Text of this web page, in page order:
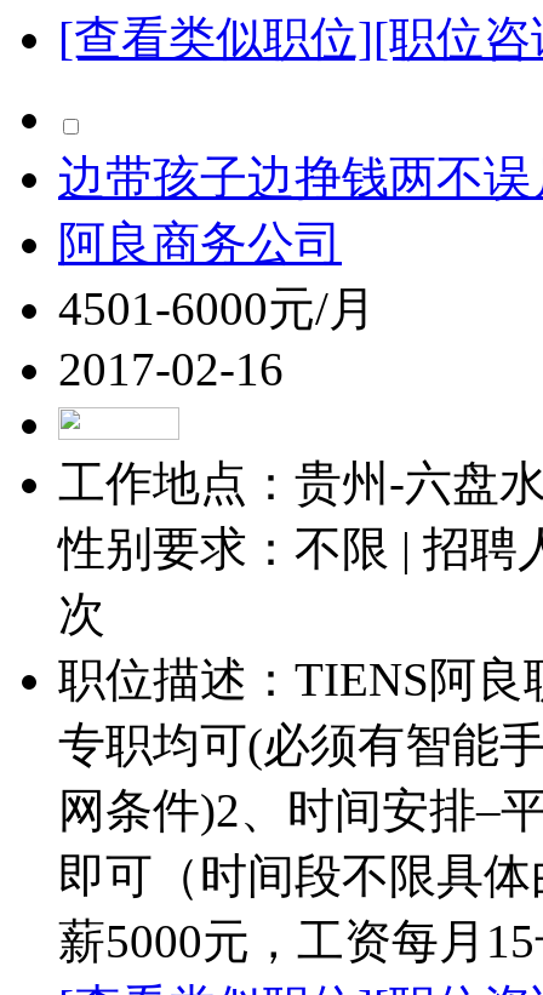
[查看类似职位][职位
边带孩子边挣钱两不误
阿良商务公司
4501-6000元/月
2017-02-16
工作地点：贵州-六盘
性别要求：不限 | 招聘
次
职位描述：TIENS阿
专职均可(必须有智能
网条件)2、时间安排–
即可（时间段不限具
薪5000元，工资每月